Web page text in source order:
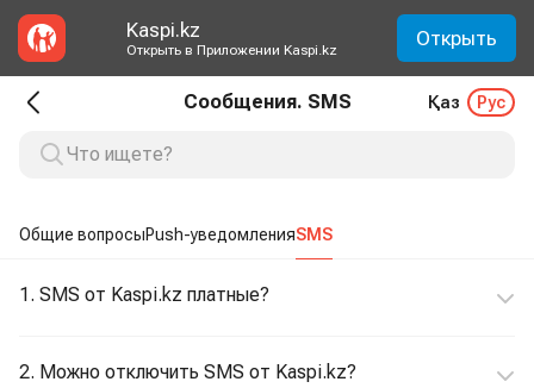
Kaspi.kz
Открыть в Приложении Kaspi.kz Открыть
Сообщения. SMS Қаз Рус
Общие вопросыPush-уведомленияSMS
1. SMS от Kaspi.kz платные?
2. Можно отключить SMS от Kaspi.kz?